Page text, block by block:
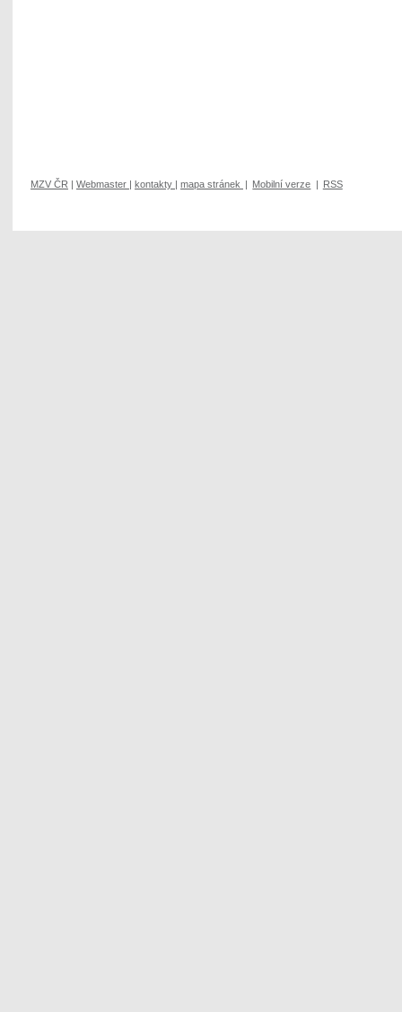
MZV ČR | Webmaster | kontakty | mapa stránek | Mobilní verze | RSS